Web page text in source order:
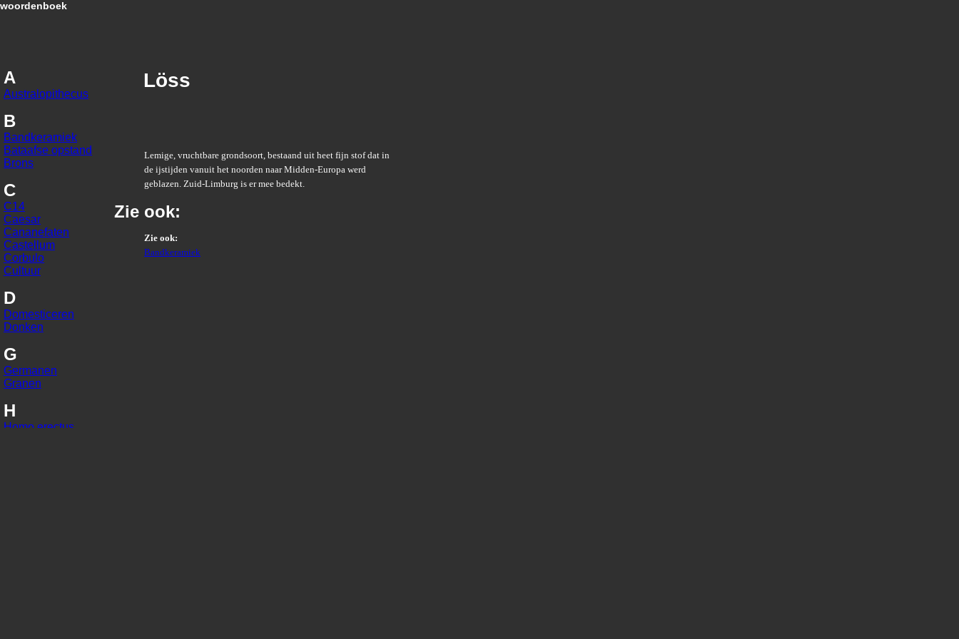
woordenboek
A
Australopithecus
B
Bandkeramiek
Bataafse opstand
Brons
C
C14
Caesar
Cananefaten
Castellum
Corbulo
Cultuur
D
Domesticeren
Donken
G
Germanen
Granen
H
Homo erectus
Löss
Lemige, vruchtbare grondsoort, bestaand uit heet fijn stof dat in
de ijstijden vanuit het noorden naar Midden-Europa werd
geblazen. Zuid-Limburg is er mee bedekt.
Zie ook:
Zie ook:
Bandkeramiek